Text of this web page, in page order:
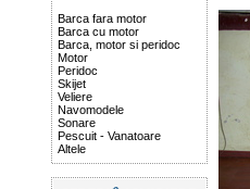
Barca fara motor
Barca cu motor
Barca, motor si peridoc
Motor
Peridoc
Skijet
Veliere
Navomodele
Sonare
Pescuit - Vanatoare
Altele